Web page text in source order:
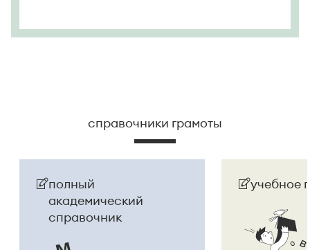
справочники грамоты
полный
академический
справочник
учебное